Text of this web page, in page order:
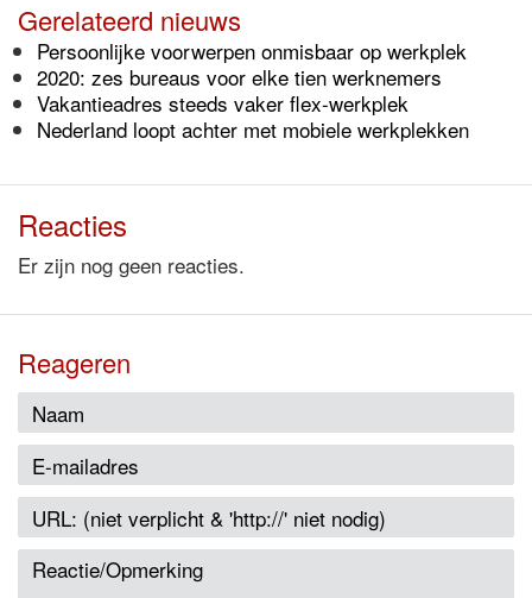
Gerelateerd nieuws
Persoonlijke voorwerpen onmisbaar op werkplek
2020: zes bureaus voor elke tien werknemers
Vakantieadres steeds vaker flex-werkplek
Nederland loopt achter met mobiele werkplekken
Reacties
Er zijn nog geen reacties.
Reageren